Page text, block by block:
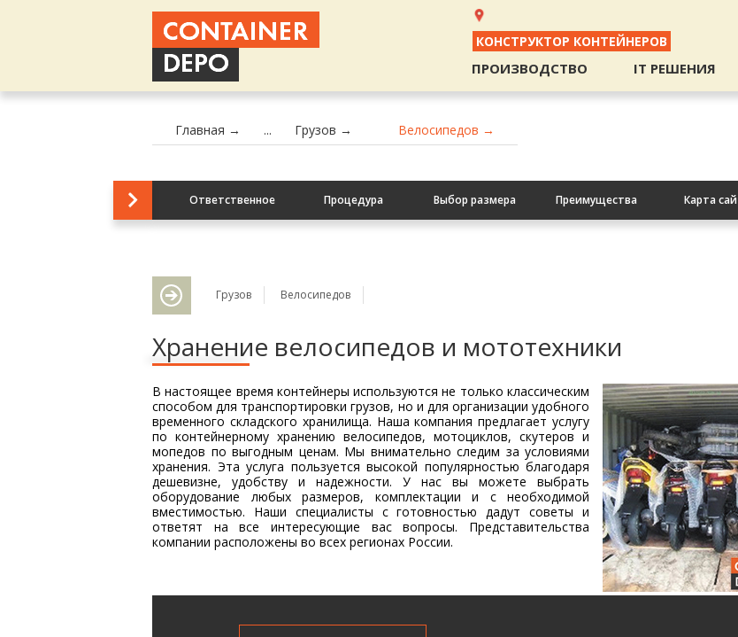
КОНСТРУКТОР КОНТЕЙНЕРОВ
ПРОИЗВОДСТВО IT РЕШЕНИЯ
Главная → ... Грузов → Велосипедов →
Ответственное Процедура Выбор размера Преимущества Карта
Грузов Велосипедов
Хранение велосипедов и мототехники
В настоящее время контейнеры используются не только классическим
способом для транспортировки грузов, но и для организации удобного
временного складского хранилища. Наша компания предлагает услугу
по контейнерному хранению велосипедов, мотоциклов, скутеров и
мопедов по выгодным ценам. Мы внимательно следим за условиями
хранения. Эта услуга пользуется высокой популярностью благодаря
дешевизне, удобству и надежности. У нас вы можете выбрать
оборудование любых размеров, комплектации и с необходимой
вместимостью. Наши специалисты с готовностью дадут советы и
ответят на все интересующие вас вопросы. Представительства
компании расположены во всех регионах России.